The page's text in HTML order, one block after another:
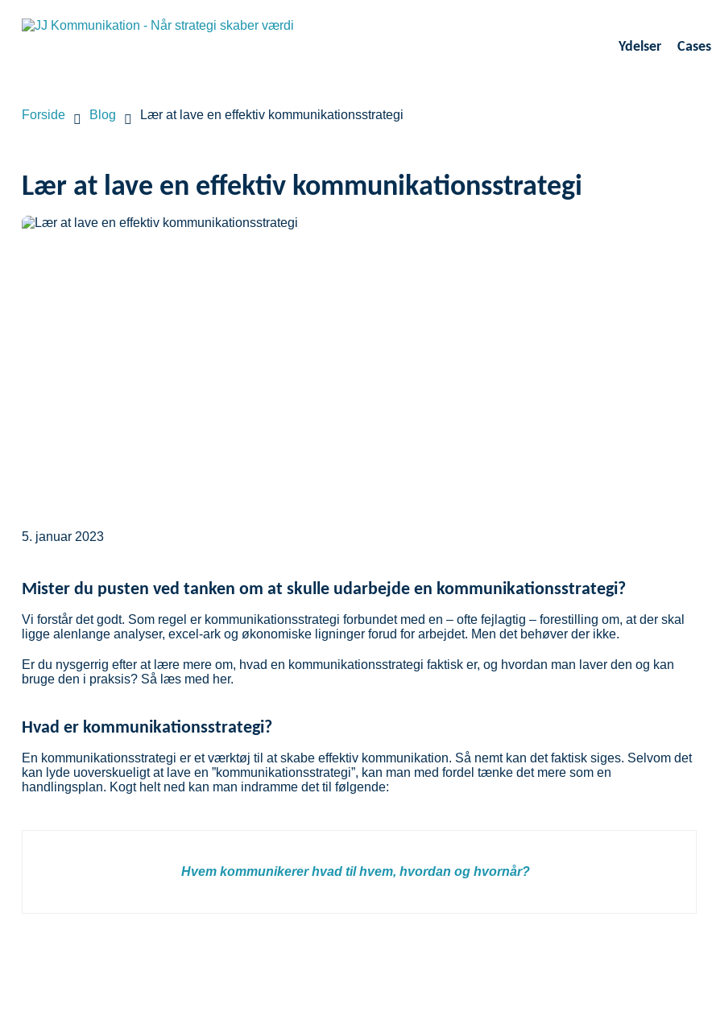
Ydelser Cases
Forside Blog Lær at lave en effektiv kommunikationsstrategi
Lær at lave en effektiv kommunikationsstrategi
5. januar 2023
Mister du pusten ved tanken om at skulle udarbejde en kommunikationsstrategi?
Vi forstår det godt. Som regel er kommunikationsstrategi forbundet med en – ofte fejlagtig – forestilling om, at der skal
ligge alenlange analyser, excel-ark og økonomiske ligninger forud for arbejdet. Men det behøver der ikke.
Er du nysgerrig efter at lære mere om, hvad en kommunikationsstrategi faktisk er, og hvordan man laver den og kan
bruge den i praksis? Så læs med her.
Hvad er kommunikationsstrategi?
En kommunikationsstrategi er et værktøj til at skabe effektiv kommunikation. Så nemt kan det faktisk siges. Selvom det
kan lyde uoverskueligt at lave en ”kommunikationsstrategi”, kan man med fordel tænke det mere som en
handlingsplan. Kogt helt ned kan man indramme det til følgende:
Hvem kommunikerer hvad til hvem, hvordan og hvornår?